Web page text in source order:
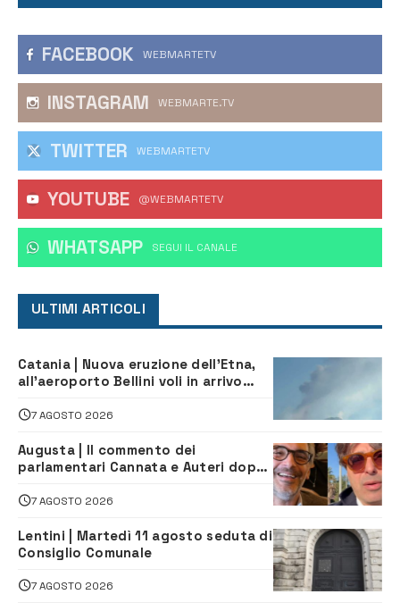
FACEBOOK WEBMARTETV
INSTAGRAM WEBMARTE.TV
TWITTER WEBMARTETV
YOUTUBE @WEBMARTETV
WHATSAPP ‎SEGUI IL CANALE
ULTIMI ARTICOLI
Catania | Nuova eruzione dell’Etna,
all’aeroporto Bellini voli in arrivo
7 AGOSTO 2026
Augusta | Il commento dei
parlamentari Cannata e Auteri dopo
depuratore
7 AGOSTO 2026
Lentini | Martedì 11 agosto seduta di
Consiglio Comunale
7 AGOSTO 2026